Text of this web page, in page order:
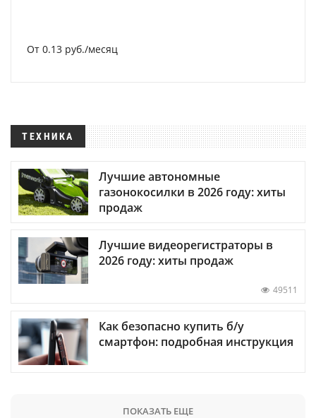
От 0.13 руб./месяц
ТЕХНИКА
Лучшие автономные
газонокосилки в 2026 году: хиты
продаж
Лучшие видеорегистраторы в
2026 году: хиты продаж
49511
Как безопасно купить б/у
смартфон: подробная инструкция
ПОКАЗАТЬ ЕЩЕ